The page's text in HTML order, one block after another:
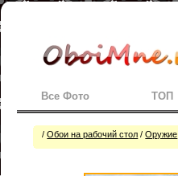
Все Фото ТОП
/Обои на рабочий стол /Оружие